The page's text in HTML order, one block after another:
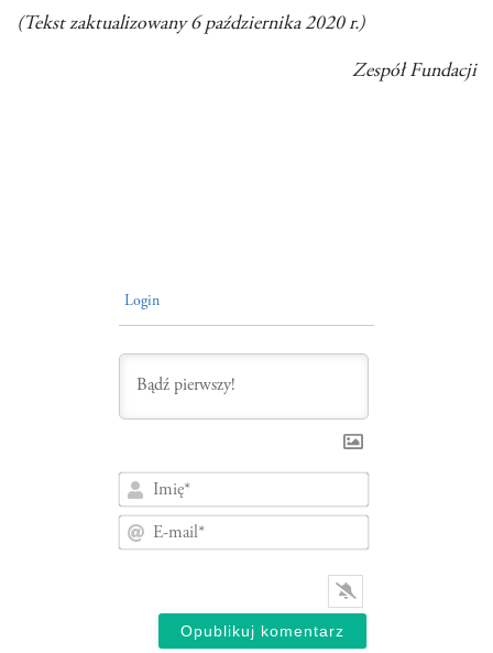
(Tekst zaktualizowany 6 października 2020 r.)
Zespół Fundacji
Login
mail*